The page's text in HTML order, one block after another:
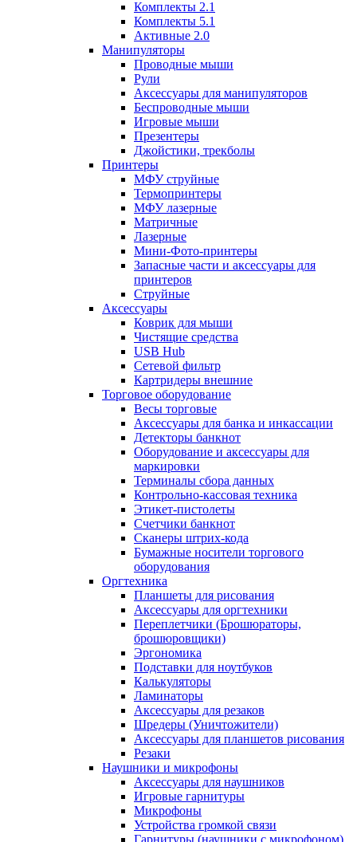
Комплекты 2.1
Комплекты 5.1
Активные 2.0
Манипуляторы
Проводные мыши
Рули
Аксессуары для манипуляторов
Беспроводные мыши
Игровые мыши
Презентеры
Джойстики, трекболы
Принтеры
МФУ струйные
Термопринтеры
МФУ лазерные
Матричные
Лазерные
Мини-Фото-принтеры
Запасные части и аксессуары для
принтеров
Струйные
Аксессуары
Коврик для мыши
Чистящие средства
USB Hub
Сетевой фильтр
Картридеры внешние
Торговое оборудование
Весы торговые
Аксессуары для банка и инкассации
Детекторы банкнот
Оборудование и аксессуары для
маркировки
Терминалы сбора данных
Контрольно-кассовая техника
Этикет-пистолеты
Счетчики банкнот
Сканеры штрих-кода
Бумажные носители торгового
оборудования
Оргтехника
Планшеты для рисования
Аксессуары для оргтехники
Переплетчики (Брошюраторы,
брошюровщики)
Эргономика
Подставки для ноутбуков
Калькуляторы
Ламинаторы
Аксессуары для резаков
Шредеры (Уничтожители)
Аксессуары для планшетов рисования
Резаки
Наушники и микрофоны
Аксессуары для наушников
Игровые гарнитуры
Микрофоны
Устройства громкой связи
Гарнитуры (наушники с микрофоном)